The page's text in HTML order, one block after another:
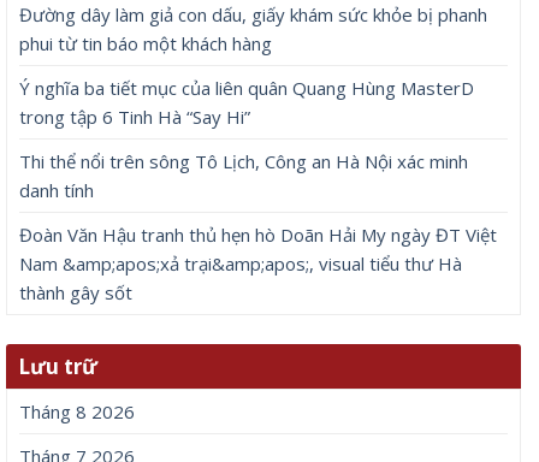
Đường dây làm giả con dấu, giấy khám sức khỏe bị phanh
phui từ tin báo một khách hàng
Ý nghĩa ba tiết mục của liên quân Quang Hùng MasterD
trong tập 6 Tinh Hà “Say Hi”
Thi thể nổi trên sông Tô Lịch, Công an Hà Nội xác minh
danh tính
Đoàn Văn Hậu tranh thủ hẹn hò Doãn Hải My ngày ĐT Việt
Nam &amp;apos;xả trại&amp;apos;, visual tiểu thư Hà
thành gây sốt
Lưu trữ
Tháng 8 2026
Tháng 7 2026